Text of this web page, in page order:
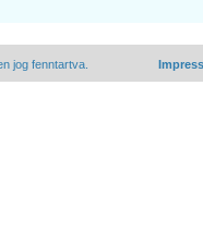
jog fenntartva.